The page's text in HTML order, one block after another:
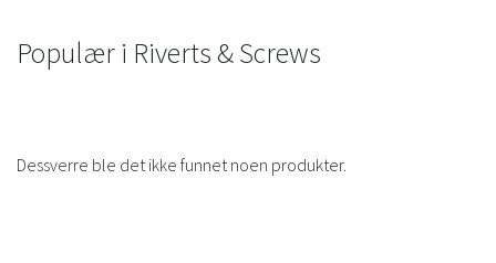
Populær i Riverts & Screws
Dessverre ble det ikke funnet noen produkter.